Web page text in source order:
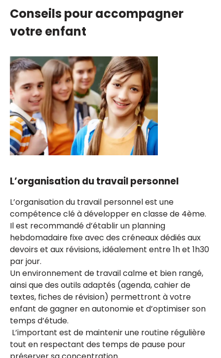
Conseils pour accompagner
votre enfant
L’organisation du travail personnel
L’organisation du travail personnel est une
compétence clé à développer en classe de 4ème.
Il est recommandé d’établir un planning
hebdomadaire fixe avec des créneaux dédiés aux
devoirs et aux révisions, idéalement entre 1h et 1h30
par jour.
Un environnement de travail calme et bien rangé,
ainsi que des outils adaptés (agenda, cahier de
textes, fiches de révision) permettront à votre
enfant de gagner en autonomie et d’optimiser son
temps d’étude.
L’important est de maintenir une routine régulière
tout en respectant des temps de pause pour